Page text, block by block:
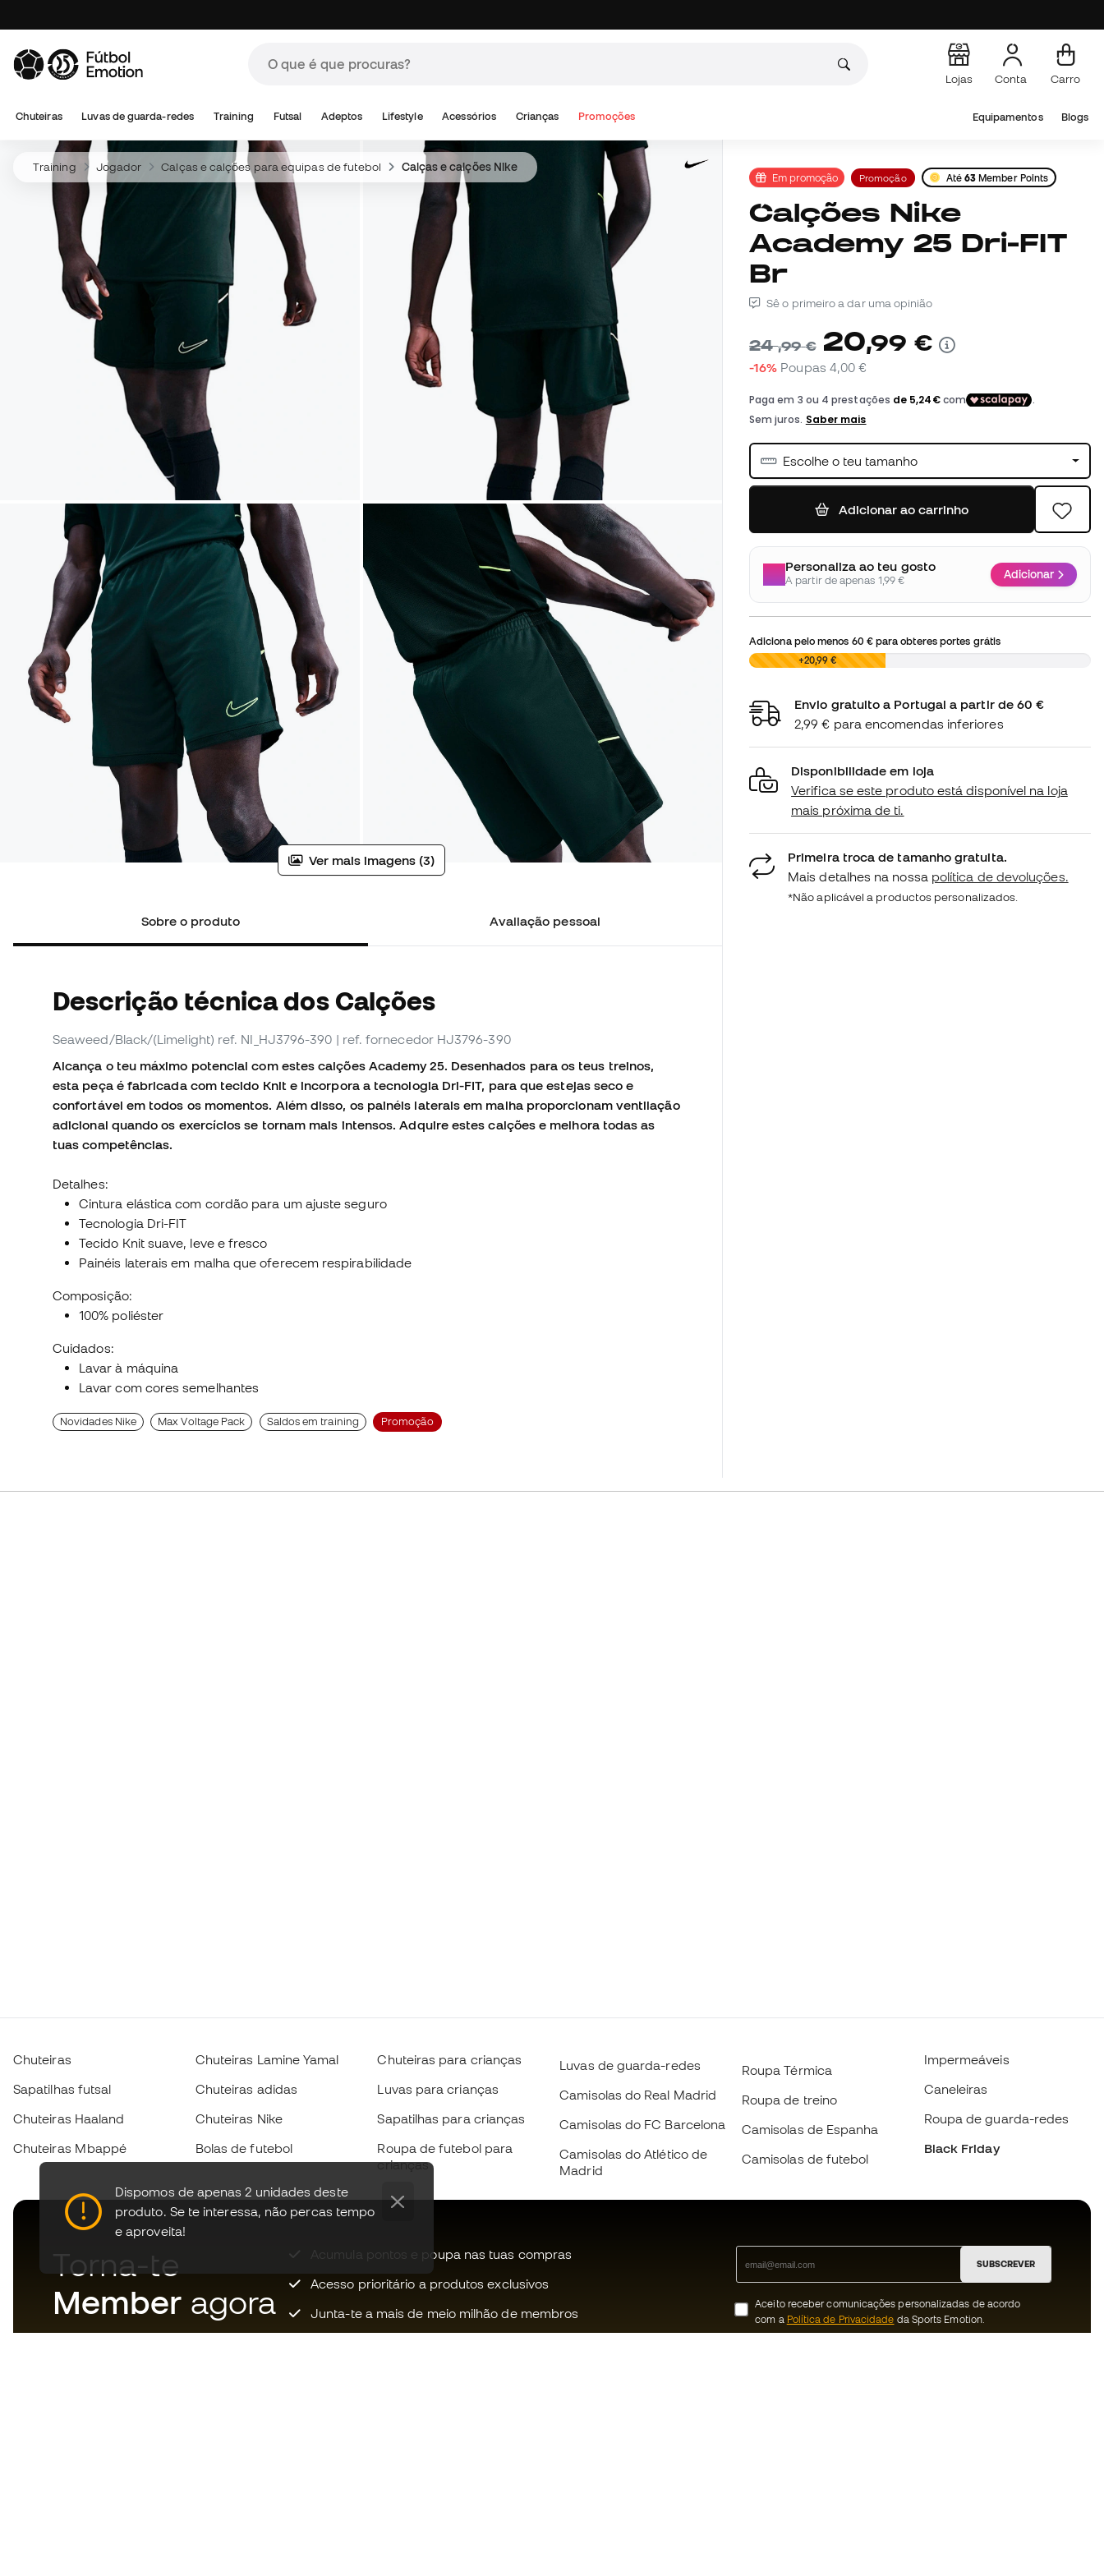
Lojas Conta Carro
Chuteiras Luvas de guarda-redes Training Futsal Adeptos Lifestyle Acessórios Crianças Promoções Equipamentos Blogs
Training Jogador Calças e calções para equipas de futebol Calças e calções Nike
Ver mais imagens (3)
Sobre o produto Avaliação pessoal
Descrição técnica dos Calções
Seaweed/Black/(Limelight) ref. NI_HJ3796-390 | ref. fornecedor HJ3796-390
Alcança o teu máximo potencial com estes calções Academy 25. Desenhados para os teus treinos,
esta peça é fabricada com tecido Knit e incorpora a tecnologia Dri-FIT, para que estejas seco e
confortável em todos os momentos. Além disso, os painéis laterais em malha proporcionam ventilação
adicional quando os exercícios se tornam mais intensos. Adquire estes calções e melhora todas as
tuas competências.
Detalhes:
Cintura elástica com cordão para um ajuste seguro
Tecnologia Dri-FIT
Tecido Knit suave, leve e fresco
Painéis laterais em malha que oferecem respirabilidade
Composição:
100% poliéster
Cuidados:
Lavar à máquina
Lavar com cores semelhantes
Novidades Nike Max Voltage Pack Saldos em training Promoção
Em promoção Promoção Até 63 Member Points
Calções Nike
Academy 25 Dri-FIT
Br
Sê o primeiro a dar uma opinião
24,99 € 20,99 €
-16% Poupas 4,00 €
Escolhe o teu tamanho
Adicionar ao carrinho
Personaliza ao teu gosto
A partir de apenas 1,99 € Adicionar
Adiciona pelo menos 60 €para obteres portes grátis
0,00 € +20,99 €
Envio gratuito a Portugal a partir de 60 €
2,99 € para encomendas inferiores
Disponibilidade em loja
Verifica se este produto está disponível na loja
mais próxima de ti.
Primeira troca de tamanho gratuita.
Mais detalhes na nossa política de devoluções.
*Não aplicável a productos personalizados.
Dispomos de apenas 2 unidades deste
produto. Se te interessa, não percas tempo
e aproveita!
Chuteiras
Sapatilhas futsal
Chuteiras Haaland
Chuteiras Mbappé
Chuteiras Lamine Yamal
Chuteiras adidas
Chuteiras Nike
Bolas de futebol
Chuteiras para crianças
Luvas para crianças
Sapatilhas para crianças
Roupa de futebol para
crianças
Luvas de guarda-redes
Camisolas do Real Madrid
Camisolas do FC Barcelona
Camisolas do Atlético de
Madrid
Roupa Térmica
Roupa de treino
Camisolas de Espanha
Camisolas de futebol
Impermeáveis
Caneleiras
Roupa de guarda-redes
Black Friday
Torna-te
Member agora
Acumula pontos e poupa nas tuas compras
Acesso prioritário a produtos exclusivos
Junta-te a mais de meio milhão de membros
SUBSCREVER
Aceito receber comunicações personalizadas de acordo
com a Política de Privacidade da Sports Emotion.